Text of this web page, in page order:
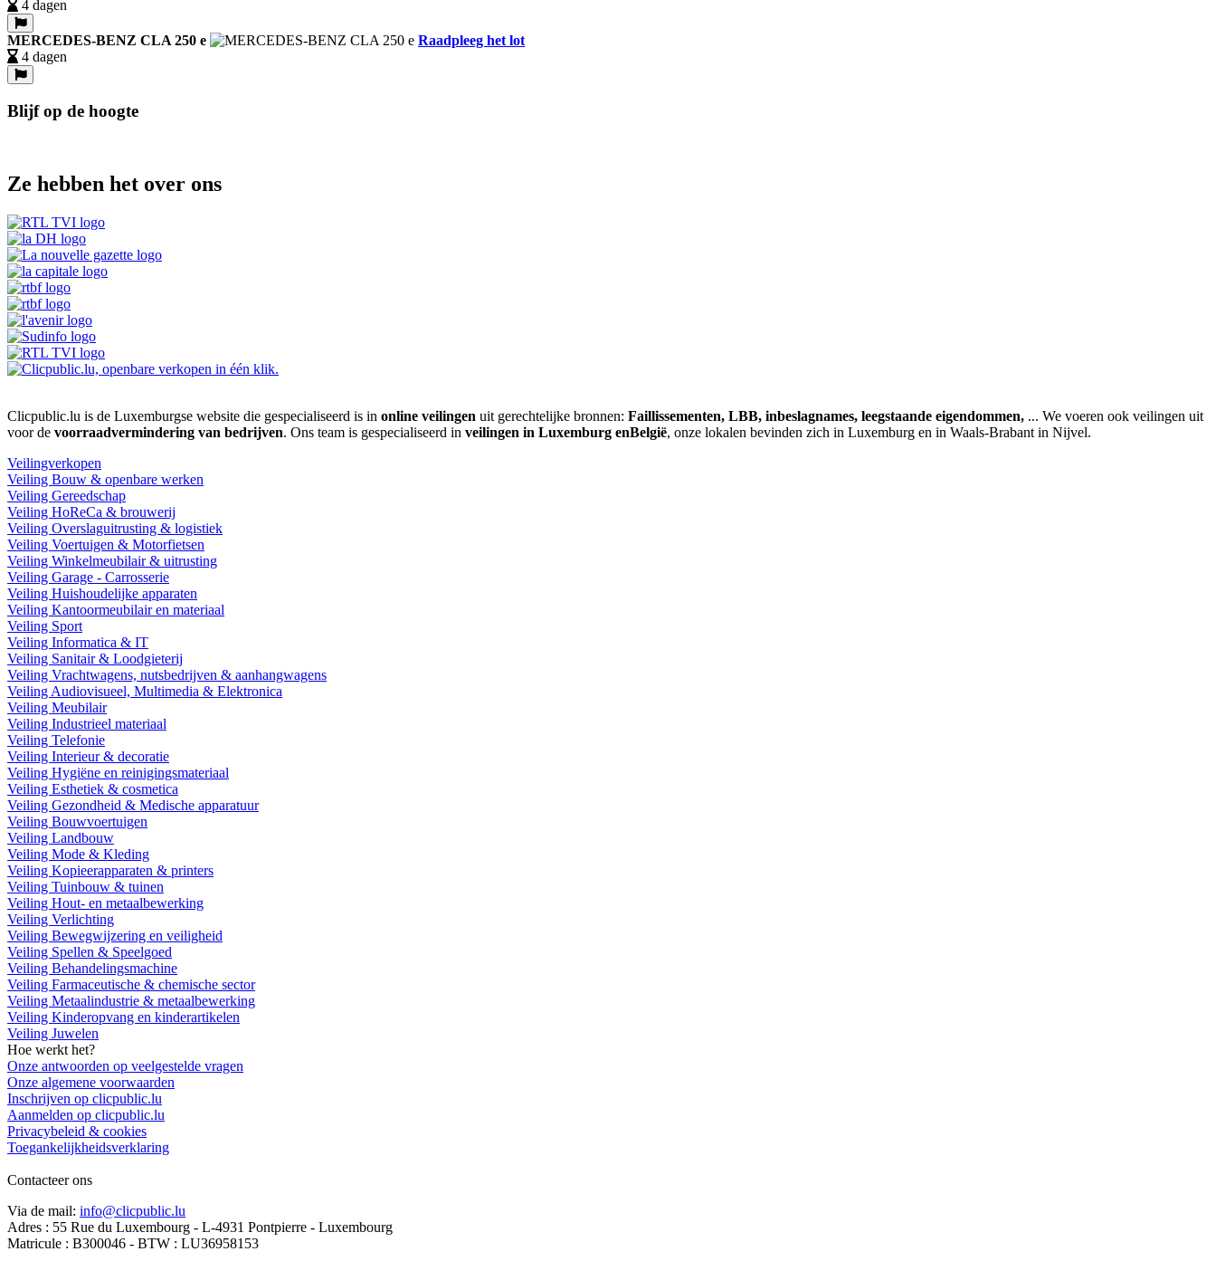
4 dagen
MERCEDES-BENZ CLA 250 e
Raadpleeg het lot
4 dagen
Blijf op de hoogte
Ze hebben het over ons
Clicpublic.lu is de Luxemburgse website die gespecialiseerd is in online veilingen uit gerechtelijke bronnen: Faillissementen, LBB, inbeslagnames, leegstaande eigendommen, ... We voeren ook veilingen uit
voor de voorraadvermindering van bedrijven. Ons team is gespecialiseerd in veilingen in Luxemburg enBelgië, onze lokalen bevinden zich in Luxemburg en in Waals-Brabant in Nijvel.
Veilingverkopen
Veiling Bouw & openbare werken
Veiling Gereedschap
Veiling HoReCa & brouwerij
Veiling Overslaguitrusting & logistiek
Veiling Voertuigen & Motorfietsen
Veiling Winkelmeubilair & uitrusting
Veiling Garage - Carrosserie
Veiling Huishoudelijke apparaten
Veiling Kantoormeubilair en materiaal
Veiling Sport
Veiling Informatica & IT
Veiling Sanitair & Loodgieterij
Veiling Vrachtwagens, nutsbedrijven & aanhangwagens
Veiling Audiovisueel, Multimedia & Elektronica
Veiling Meubilair
Veiling Industrieel materiaal
Veiling Telefonie
Veiling Interieur & decoratie
Veiling Hygiëne en reinigingsmateriaal
Veiling Esthetiek & cosmetica
Veiling Gezondheid & Medische apparatuur
Veiling Bouwvoertuigen
Veiling Landbouw
Veiling Mode & Kleding
Veiling Kopieerapparaten & printers
Veiling Tuinbouw & tuinen
Veiling Hout- en metaalbewerking
Veiling Verlichting
Veiling Bewegwijzering en veiligheid
Veiling Spellen & Speelgoed
Veiling Behandelingsmachine
Veiling Farmaceutische & chemische sector
Veiling Metaalindustrie & metaalbewerking
Veiling Kinderopvang en kinderartikelen
Veiling Juwelen
Hoe werkt het?
Onze antwoorden op veelgestelde vragen
Onze algemene voorwaarden
Inschrijven op clicpublic.lu
Aanmelden op clicpublic.lu
Privacybeleid & cookies
Toegankelijkheidsverklaring
Contacteer ons
Via de mail: info@clicpublic.lu
Adres : 55 Rue du Luxembourg - L-4931 Pontpierre - Luxembourg
Matricule : B300046 - BTW : LU36958153